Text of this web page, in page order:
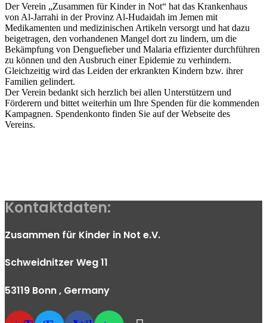
Der Verein „Zusammen für Kinder in Not“ hat das Krankenhaus
von Al-Jarrahi in der Provinz Al-Hudaidah im Jemen mit
Medikamenten und medizinischen Artikeln versorgt und hat dazu
beigetragen, den vorhandenen Mangel dort zu lindern, um die
Bekämpfung von Denguefieber und Malaria effizienter durchführen
zu können und den Ausbruch einer Epidemie zu verhindern.
Gleichzeitig wird das Leiden der erkrankten Kindern bzw. ihrer
Familien gelindert.
Der Verein bedankt sich herzlich bei allen Unterstützern und
Förderern und bittet weiterhin um Ihre Spenden für die kommenden
Kampagnen. Spendenkonto finden Sie auf der Webseite des
Vereins.
Kontaktdaten:
Zusammen für Kinder in Not e.V.
Schweidnitzer Weg 11
53119 Bonn, Germany